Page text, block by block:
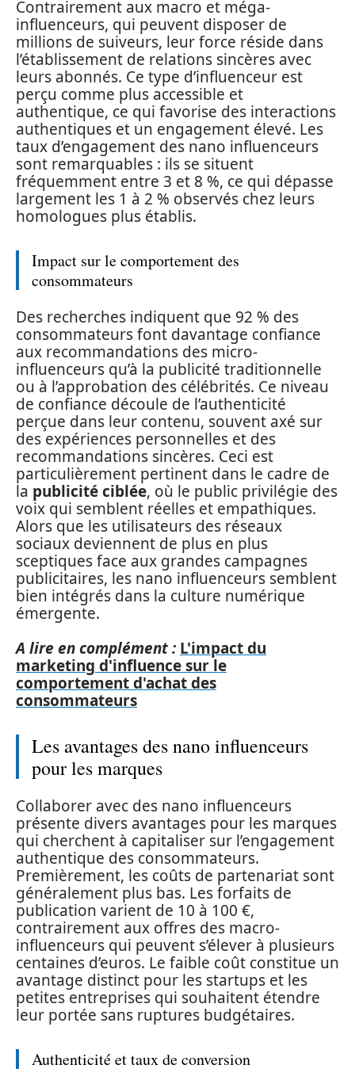
Contrairement aux macro et méga-
influenceurs, qui peuvent disposer de
millions de suiveurs, leur force réside dans
l’établissement de relations sincères avec
leurs abonnés. Ce type d’influenceur est
perçu comme plus accessible et
authentique, ce qui favorise des interactions
authentiques et un engagement élevé. Les
taux d’engagement des nano influenceurs
sont remarquables : ils se situent
fréquemment entre 3 et 8 %, ce qui dépasse
largement les 1 à 2 % observés chez leurs
homologues plus établis.
Impact sur le comportement des
consommateurs
Des recherches indiquent que 92 % des
consommateurs font davantage confiance
aux recommandations des micro-
influenceurs qu’à la publicité traditionnelle
ou à l’approbation des célébrités. Ce niveau
de confiance découle de l’authenticité
perçue dans leur contenu, souvent axé sur
des expériences personnelles et des
recommandations sincères. Ceci est
particulièrement pertinent dans le cadre de
la publicité ciblée, où le public privilégie des
voix qui semblent réelles et empathiques.
Alors que les utilisateurs des réseaux
sociaux deviennent de plus en plus
sceptiques face aux grandes campagnes
publicitaires, les nano influenceurs semblent
bien intégrés dans la culture numérique
émergente.
A lire en complément : L'impact du
marketing d'influence sur le
comportement d'achat des
consommateurs
Les avantages des nano influenceurs
pour les marques
Collaborer avec des nano influenceurs
présente divers avantages pour les marques
qui cherchent à capitaliser sur l’engagement
authentique des consommateurs.
Premièrement, les coûts de partenariat sont
généralement plus bas. Les forfaits de
publication varient de 10 à 100 €,
contrairement aux offres des macro-
influenceurs qui peuvent s’élever à plusieurs
centaines d’euros. Le faible coût constitue un
avantage distinct pour les startups et les
petites entreprises qui souhaitent étendre
leur portée sans ruptures budgétaires.
Authenticité et taux de conversion